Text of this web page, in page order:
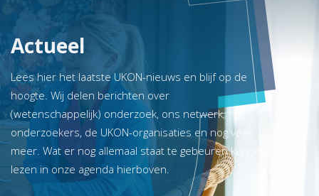
Actueel
Lees hier het laatste UKON-nieuws en blijf op de
hoogte. Wij delen berichten over
(wetenschappelijk) onderzoek, ons netwerk,
onderzoekers, de UKON-organisaties en nog veel
meer. Wat er nog allemaal staat te gebeuren kun je
lezen in onze agenda hierboven.